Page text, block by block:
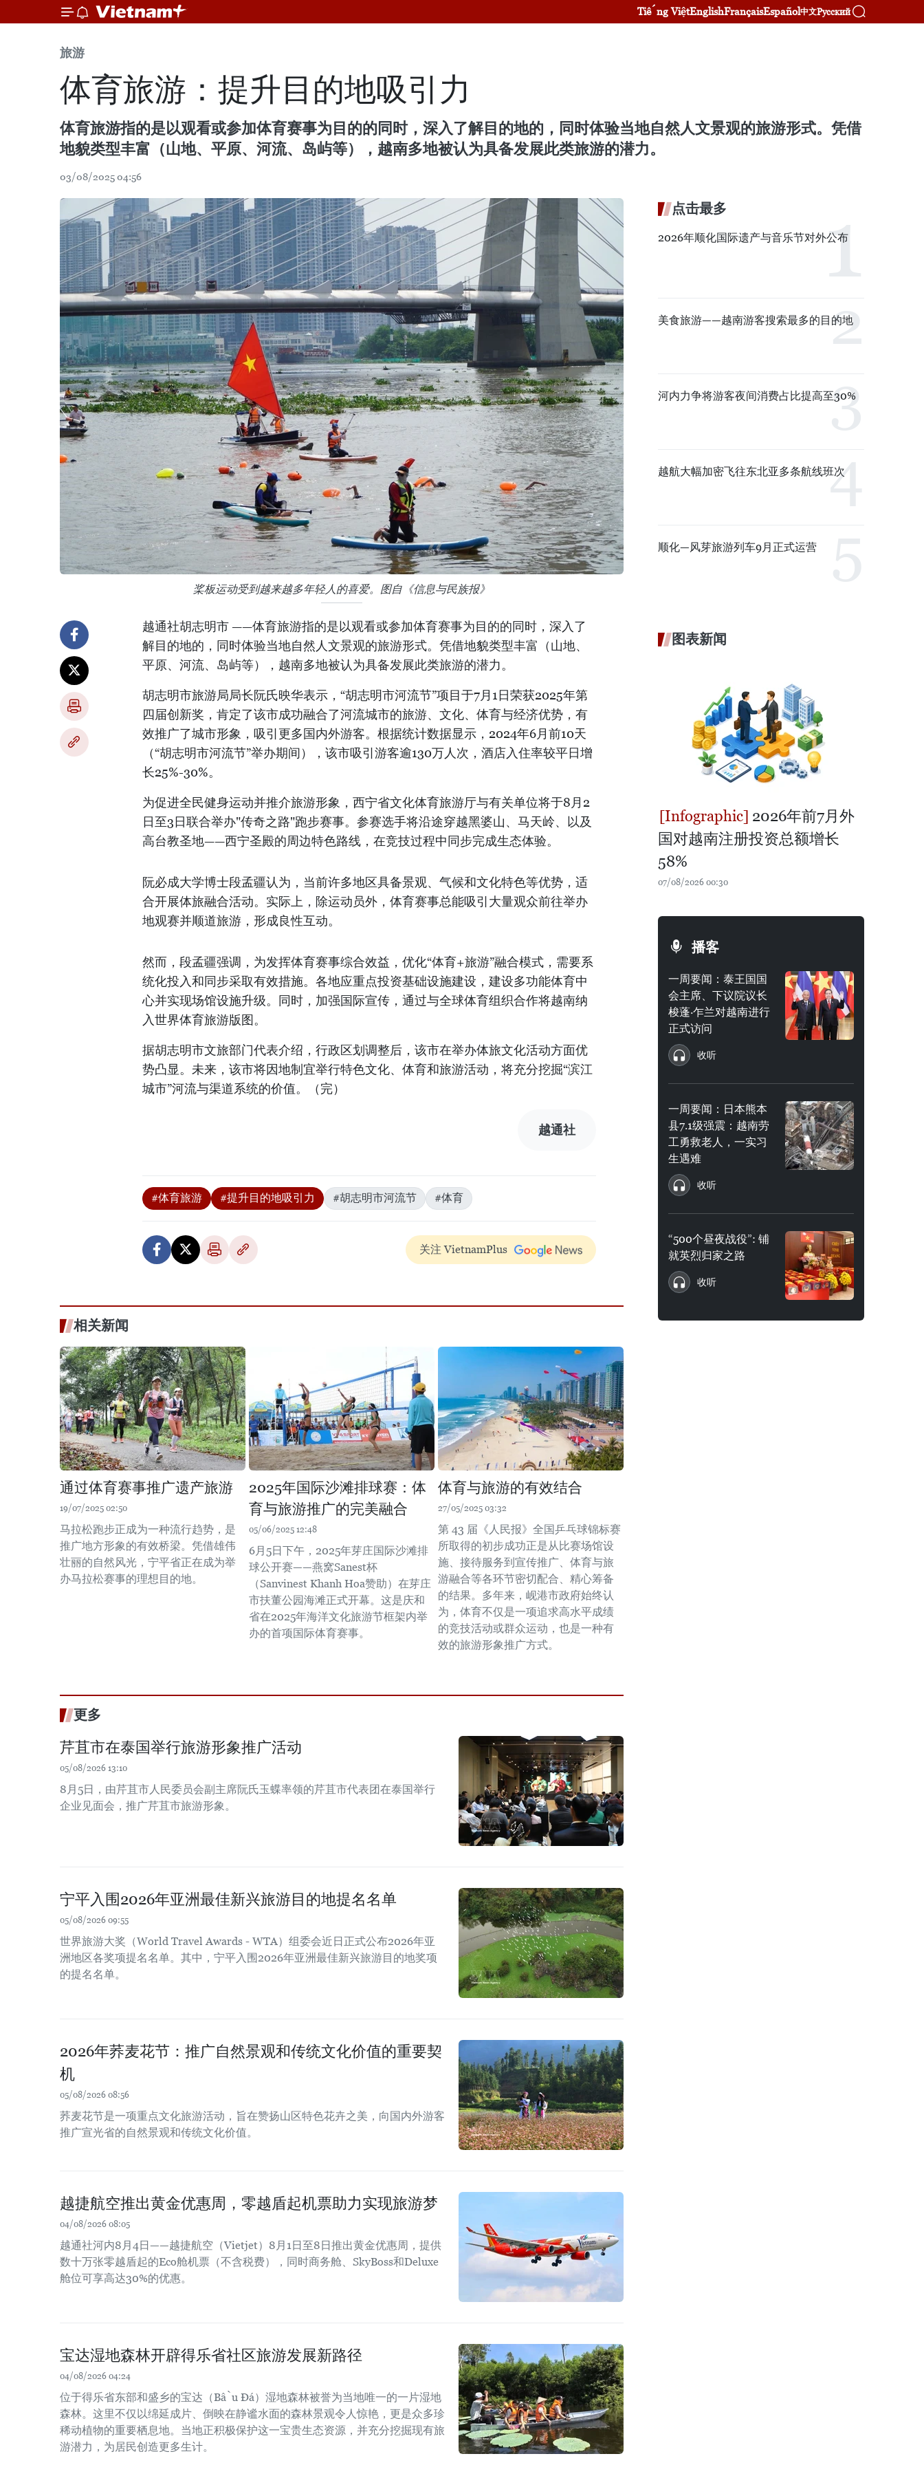
Tiếng ViệtEnglishFrançaisEspañol中文Русский
旅游
体育旅游：提升目的地吸引力
体育旅游指的是以观看或参加体育赛事为目的的同时，深入了解目的地的，同时体验当地自然人文景观的旅游形式。凭借
地貌类型丰富（山地、平原、河流、岛屿等），越南多地被认为具备发展此类旅游的潜力。
03/08/2025 04:56
桨板运动受到越来越多年轻人的喜爱。图自《信息与民族报》
越通社胡志明市 ——体育旅游指的是以观看或参加体育赛事为目的的同时，深入了
解目的地的，同时体验当地自然人文景观的旅游形式。凭借地貌类型丰富（山地、
平原、河流、岛屿等），越南多地被认为具备发展此类旅游的潜力。
胡志明市旅游局局长阮氏映华表示，“胡志明市河流节”项目于7月1日荣获2025年第
四届创新奖，肯定了该市成功融合了河流城市的旅游、文化、体育与经济优势，有
效推广了城市形象，吸引更多国内外游客。根据统计数据显示，2024年6月前10天
（“胡志明市河流节”举办期间），该市吸引游客逾130万人次，酒店入住率较平日增
长25%-30%。
为促进全民健身运动并推介旅游形象，西宁省文化体育旅游厅与有关单位将于8月2
日至3日联合举办"传奇之路"跑步赛事。参赛选手将沿途穿越黑婆山、马天岭、以及
高台教圣地——西宁圣殿的周边特色路线，在竞技过程中同步完成生态体验。
阮必成大学博士段孟疆认为，当前许多地区具备景观、气候和文化特色等优势，适
合开展体旅融合活动。实际上，除运动员外，体育赛事总能吸引大量观众前往举办
地观赛并顺道旅游，形成良性互动。
然而，段孟疆强调，为发挥体育赛事综合效益，优化“体育+旅游”融合模式，需要系
统化投入和同步采取有效措施。各地应重点投资基础设施建设，建设多功能体育中
心并实现场馆设施升级。同时，加强国际宣传，通过与全球体育组织合作将越南纳
入世界体育旅游版图。
据胡志明市文旅部门代表介绍，行政区划调整后，该市在举办体旅文化活动方面优
势凸显。未来，该市将因地制宜举行特色文化、体育和旅游活动，将充分挖掘“滨江
城市”河流与渠道系统的价值。（完）
越通社
#体育旅游 #提升目的地吸引力 #胡志明市河流节 #体育
关注 VietnamPlus
相关新闻
通过体育赛事推广遗产旅游
19/07/2025 02:50
马拉松跑步正成为一种流行趋势，是
推广地方形象的有效桥梁。凭借雄伟
壮丽的自然风光，宁平省正在成为举
办马拉松赛事的理想目的地。
2025年国际沙滩排球赛：体
育与旅游推广的完美融合
05/06/2025 12:48
6月5日下午，2025年芽庄国际沙滩排
球公开赛——燕窝Sanest杯
（Sanvinest Khanh Hoa赞助）在芽庄
市扶董公园海滩正式开幕。这是庆和
省在2025年海洋文化旅游节框架内举
办的首项国际体育赛事。
体育与旅游的有效结合
27/05/2025 03:32
第 43 届《人民报》全国乒乓球锦标赛
所取得的初步成功正是从比赛场馆设
施、接待服务到宣传推广、体育与旅
游融合等各环节密切配合、精心筹备
的结果。多年来，岘港市政府始终认
为，体育不仅是一项追求高水平成绩
的竞技活动或群众运动，也是一种有
效的旅游形象推广方式。
更多
芹苴市在泰国举行旅游形象推广活动
05/08/2026 13:10
8月5日，由芹苴市人民委员会副主席阮氏玉蝶率领的芹苴市代表团在泰国举行
企业见面会，推广芹苴市旅游形象。
宁平入围2026年亚洲最佳新兴旅游目的地提名名单
05/08/2026 09:55
世界旅游大奖（World Travel Awards - WTA）组委会近日正式公布2026年亚
洲地区各奖项提名名单。其中，宁平入围2026年亚洲最佳新兴旅游目的地奖项
的提名名单。
2026年荞麦花节：推广自然景观和传统文化价值的重要契
机
05/08/2026 08:56
荞麦花节是一项重点文化旅游活动，旨在赞扬山区特色花卉之美，向国内外游客
推广宣光省的自然景观和传统文化价值。
越捷航空推出黄金优惠周，零越盾起机票助力实现旅游梦
04/08/2026 08:05
越通社河内8月4日——越捷航空（Vietjet）8月1日至8日推出黄金优惠周，提供
数十万张零越盾起的Eco舱机票（不含税费），同时商务舱、SkyBoss和Deluxe
舱位可享高达30%的优惠。
宝达湿地森林开辟得乐省社区旅游发展新路径
04/08/2026 04:24
位于得乐省东部和盛乡的宝达（Bầu Đá）湿地森林被誉为当地唯一的一片湿地
森林。这里不仅以绵延成片、倒映在静谧水面的森林景观令人惊艳，更是众多珍
稀动植物的重要栖息地。当地正积极保护这一宝贵生态资源，并充分挖掘现有旅
游潜力，为居民创造更多生计。
点击最多
2026年顺化国际遗产与音乐节对外公布
美食旅游——越南游客搜索最多的目的地
河内力争将游客夜间消费占比提高至30%
越航大幅加密飞往东北亚多条航线班次
顺化—风芽旅游列车9月正式运营
图表新闻
2026年前7月外
国对越南注册投资总额增长
58%
07/08/2026 00:30
播客
一周要闻：泰王国国
会主席、下议院议长
梭蓬·乍兰对越南进行
正式访问
收听
一周要闻：日本熊本
县7.1级强震：越南劳
工勇救老人，一实习
生遇难
收听
“500个昼夜战役”: 铺
就英烈归家之路
收听